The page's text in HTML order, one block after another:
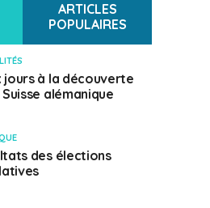
ARTICLES
POPULAIRES
jours à la découverte
alémanique
des élections